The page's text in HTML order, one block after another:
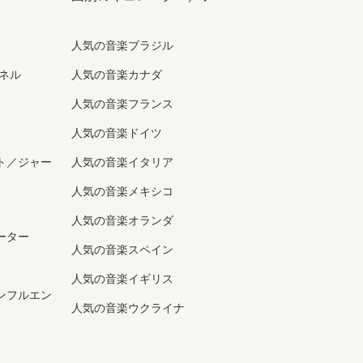
ル
／ジャー
ター
フルエン
人気の音楽ブラジル
人気の音楽カナダ
人気の音楽フランス
人気の音楽ドイツ
人気の音楽イタリア
人気の音楽メキシコ
人気の音楽オランダ
人気の音楽スペイン
人気の音楽イギリス
人気の音楽ウクライナ